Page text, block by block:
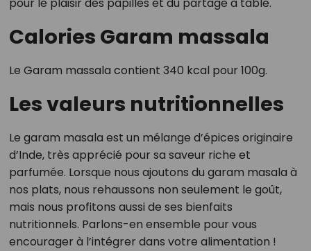
pour le plaisir des papilles et du partage à table.
Calories Garam massala
Le Garam massala contient 340 kcal pour 100g.
Les valeurs nutritionnelles
Le garam masala est un mélange d’épices originaire
d’Inde, très apprécié pour sa saveur riche et
parfumée. Lorsque nous ajoutons du garam masala à
nos plats, nous rehaussons non seulement le goût,
mais nous profitons aussi de ses bienfaits
nutritionnels. Parlons-en ensemble pour vous
encourager à l’intégrer dans votre alimentation !